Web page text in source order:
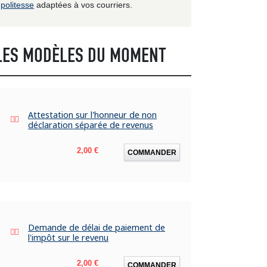
politesse adaptées à vos courriers.
MODÈLES DU MOMENT
Attestation sur l'honneur de non
déclaration séparée de revenus
Prix
2,00 € COMMANDER
Demande de délai de paiement de
l'impôt sur le revenu
Prix
2,00 € COMMANDER